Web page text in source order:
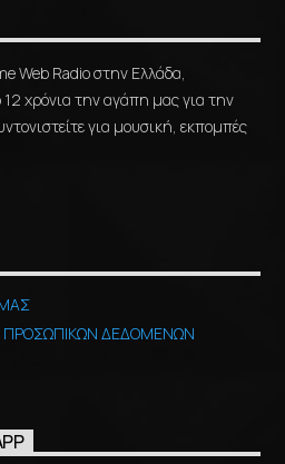
Web Radio στην Ελλάδα,
χρόνια την αγάπη μας για την
για μουσική, εκπομπές
ΠΡΟΣΩΠΙΚΩΝ ΔΕΔΟΜΕΝΩΝ